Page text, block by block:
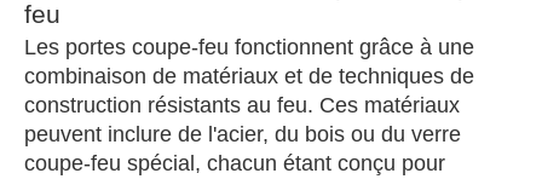
feu
Les portes coupe-feu fonctionnent grâce à une
combinaison de matériaux et de techniques de
construction résistants au feu. Ces matériaux
peuvent inclure de l'acier, du bois ou du verre
coupe-feu spécial, chacun étant conçu pour